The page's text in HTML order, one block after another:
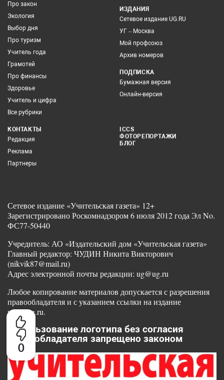
0
Про закон
Экология
Выбор дня
Про туризм
Учитель года
Грамотей
Про финансы
Здоровье
Учитель и цифра
Все рубрики
ИЗДАНИЯ
Сетевое издание UG.RU
УГ – Москва
Мой профсоюз
Архив номеров
ПОДПИСКА
Бумажная версия
Онлайн-версия
КОНТАКТЫ
Редакция
Реклама
Партнеры
ICCS
ФОТОРЕПОРТАЖИ
БЛОГ
Сетевое издание «Учительская газета» 12+
Зарегистрировано Роскомнадзором 6 июля 2012 года Эл No.
ФС77-50440
Учредитель: АО «Издательский дом «Учительская газета»
Главный редактор: ЧУДИН Никита Викторович
(nikvik87@mail.ru)
Адрес электронной почты редакции: ug@ug.ru
Любое копирование материалов допускается с разрешения
правообладателя и с указанием ссылки на издание
www.ug.ru.
Использование логотипа без согласия
правообладателя запрещено законом